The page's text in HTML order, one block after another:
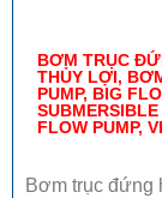
BƠM TRỤC
THỦY LỢI,
PUMP, BIG
FLOW PUMP,
Bơm trục đứng